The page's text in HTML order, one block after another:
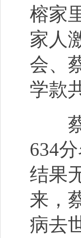
榕家
家人
会、
学款
蔡
634
结果
来，
病去